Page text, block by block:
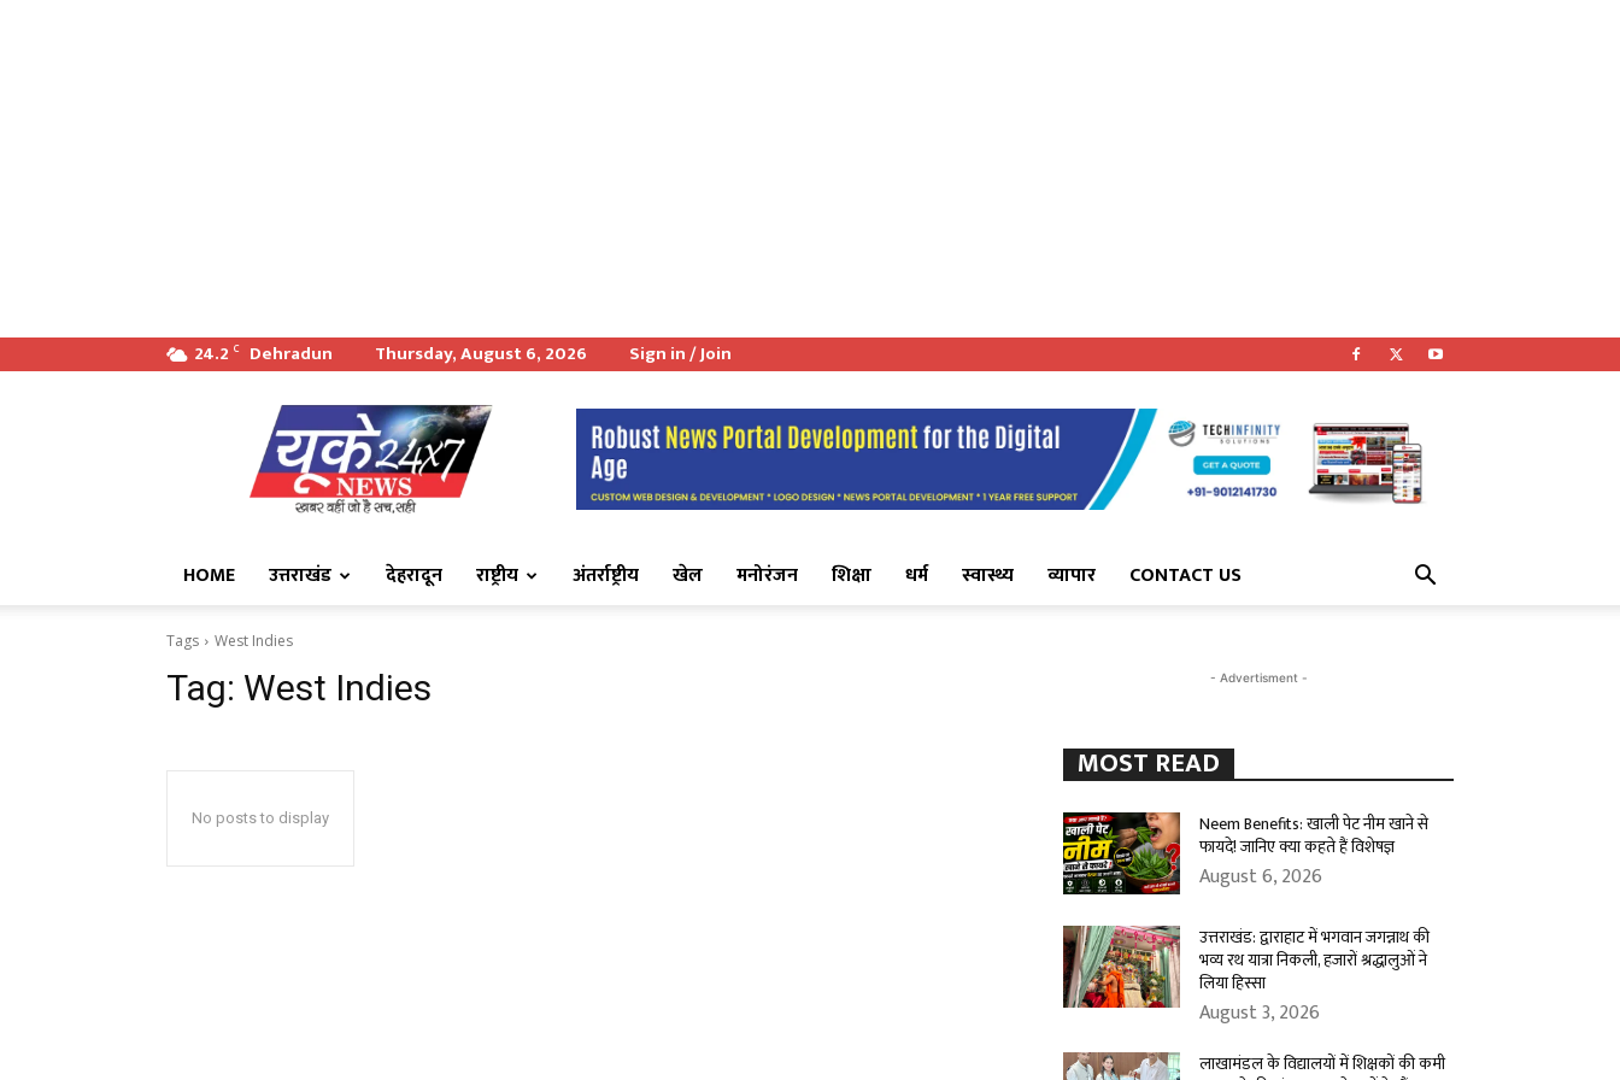
24.2 C Dehradun Thursday, August 6, 2026 Sign in / Join
खबर
वही
जो
सच
HOME उत्तराखंड देहरादून राष्ट्रीय अंतर्राष्ट्रीय खेल मनोरंजन शिक्षा धर्म स्वास्थ्य व्यापार CONTACT US
Tags West Indies
Tag: West Indies
No posts to display
- Advertisment -
MOST READ
Neem Benefits: खाली पेट नीम खाने से
फायदे! जानिए क्या कहते हैं विशेषज्ञ
August 6, 2026
उत्तराखंड: द्वाराहाट में भगवान जगन्नाथ की
भव्य रथ यात्रा निकली, हजारों श्रद्धालुओं ने
लिया हिस्सा
August 3, 2026
लाखामंडल के विद्यालयों में शिक्षकों की कमी